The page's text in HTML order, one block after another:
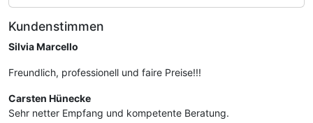
Kundenstimmen
Silvia Marcello
Freundlich, professionell und faire Preise!!!
Carsten Hünecke
Sehr netter Empfang und kompetente Beratung.